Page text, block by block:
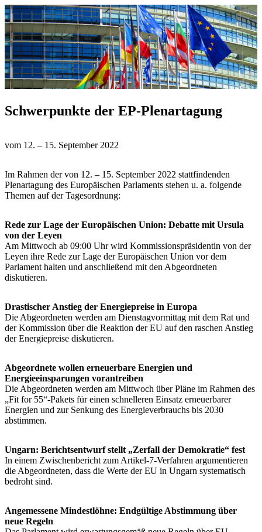
Schwerpunkte der EP-Plenartagung
vom 12. – 15. September 2022
Im Rahmen der von 12. – 15. September 2022 stattfindenden
Plenartagung des Europäischen Parlaments stehen u. a. folgende
Themen auf der Tagesordnung:
Rede zur Lage der Europäischen Union: Debatte mit Ursula
von der Leyen
Am Mittwoch ab 09:00 Uhr wird Kommissionspräsidentin von der
Leyen ihre Rede zur Lage der Europäischen Union vor dem
Parlament halten und anschließend mit den Abgeordneten
diskutieren.
Drastischer Anstieg der Energiepreise in Europa
Die Abgeordneten werden am Dienstagvormittag mit dem Rat und
der Kommission über die Reaktion der EU auf den raschen Anstieg
der Energiepreise diskutieren.
Abgeordnete wollen erneuerbare Energien und
Energieeinsparungen vorantreiben
Die Abgeordneten werden am Mittwoch über Pläne im Rahmen des
„Fit for 55“-Pakets für einen schnelleren Einsatz erneuerbarer
Energien und zur Senkung des Energieverbrauchs bis 2030
abstimmen.
Ungarn: Berichtsentwurf stellt „Zerfall der Demokratie“ fest
In einem Zwischenbericht zum Artikel-7-Verfahren argumentieren
die Abgeordneten, dass die Werte der EU in Ungarn systematisch
bedroht sind.
Angemessene Mindestlöhne: Endgültige Abstimmung über
neue Regeln